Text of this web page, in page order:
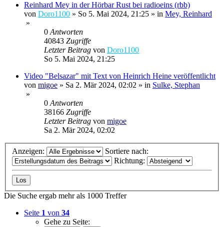
Reinhard Mey in der Hörbar Rust bei radioeins (rbb)
von Doro1100 » So 5. Mai 2024, 21:25 » in Mey, Reinhard
»
0Antworten
40843 Zugriffe
Letzter Beitrag von Doro1100
So 5. Mai 2024, 21:25
Video "Belsazar" mit Text von Heinrich Heine veröffentlicht
von migoe » Sa 2. Mär 2024, 02:02 » in Sulke, Stephan
»
0Antworten
38166 Zugriffe
Letzter Beitrag von migoe
Sa 2. Mär 2024, 02:02
Anzeigen:
Sortiere nach:
Richtung:
Die Suche ergab mehr als 1000 Treffer
Seite 1 von 34
Gehe zu Seite: